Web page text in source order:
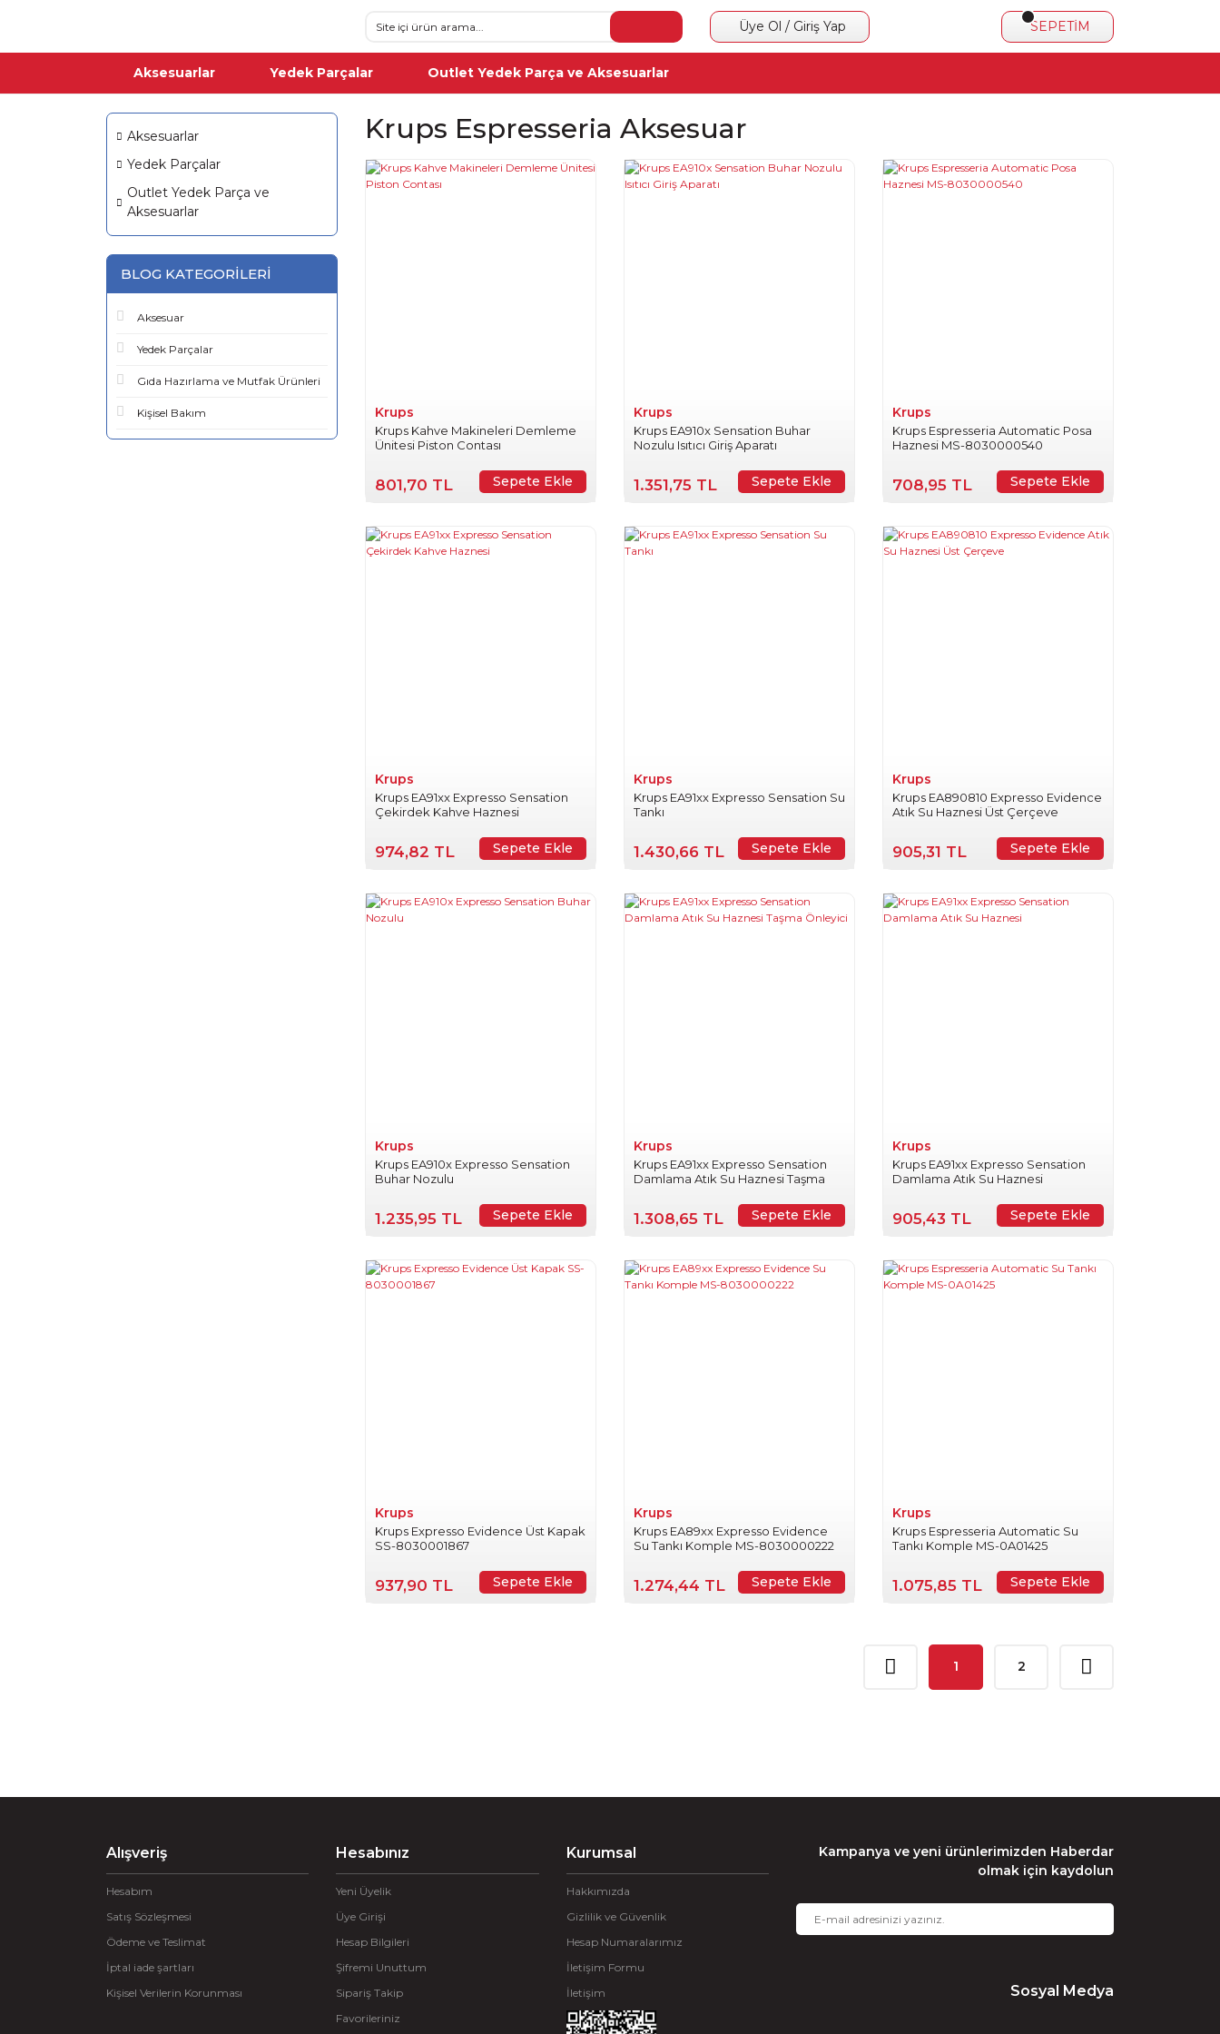
Üye Ol / Giriş Yap SEPETİM
Aksesuarlar Yedek Parçalar Outlet Yedek Parça ve Aksesuarlar
Aksesuarlar
Yedek Parçalar
Outlet Yedek Parça ve
Aksesuarlar
BLOG KATEGORILERI
Aksesuar
Yedek Parçalar
Gıda Hazırlama ve Mutfak Ürünleri
Kişisel Bakım
Krups Espresseria Aksesuar
Krups
Krups Kahve Makineleri Demleme
Ünitesi Piston Contası
801,70 TL Sepete Ekle
Krups
Krups EA910x Sensation Buhar
Nozulu Isıtıcı Giriş Aparatı
1.351,75 TL Sepete Ekle
Krups
Krups Espresseria Automatic Posa
Haznesi MS-8030000540
708,95 TL Sepete Ekle
Krups
Krups EA91xx Expresso Sensation
Çekirdek Kahve Haznesi
974,82 TL Sepete Ekle
Krups
Krups EA91xx Expresso Sensation Su
Tankı
1.430,66 TL Sepete Ekle
Krups
Krups EA890810 Expresso Evidence
Atık Su Haznesi Üst Çerçeve
905,31 TL Sepete Ekle
Krups
Krups EA910x Expresso Sensation
Buhar Nozulu
1.235,95 TL Sepete Ekle
Krups
Krups EA91xx Expresso Sensation
Damlama Atık Su Haznesi Taşma
1.308,65 TL Sepete Ekle
Krups
Krups EA91xx Expresso Sensation
Damlama Atık Su Haznesi
905,43 TL Sepete Ekle
Krups
Krups Expresso Evidence Üst Kapak
SS-8030001867
937,90 TL Sepete Ekle
Krups
Krups EA89xx Expresso Evidence
Su Tankı Komple MS-8030000222
1.274,44 TL Sepete Ekle
Krups
Krups Espresseria Automatic Su
Tankı Komple MS-0A01425
1.075,85 TL Sepete Ekle
1 2
Alışveriş
Hesabım
Satış Sözleşmesi
Ödeme ve Teslimat
İptal iade şartları
Kişisel Verilerin Korunması
Hesabınız
Yeni Üyelik
Üye Girişi
Hesap Bilgileri
Şifremi Unuttum
Sipariş Takip
Favorileriniz
Kurumsal
Hakkımızda
Gizlilik ve Güvenlik
Hesap Numaralarımız
İletişim Formu
İletişim
Kampanya ve yeni ürünlerimizden Haberdar
olmak için kaydolun
Sosyal Medya